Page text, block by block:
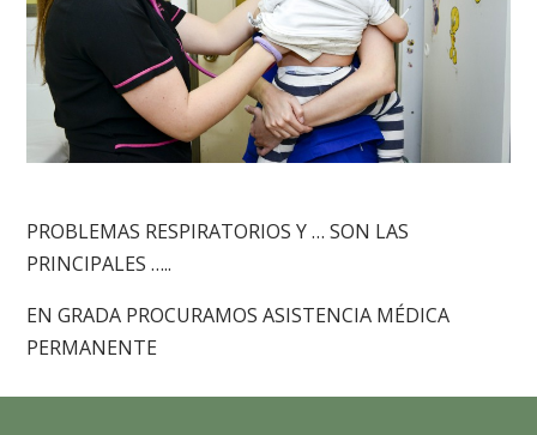
PROBLEMAS RESPIRATORIOS Y … SON LAS
PRINCIPALES …..
EN GRADA PROCURAMOS ASISTENCIA MÉDICA
PERMANENTE